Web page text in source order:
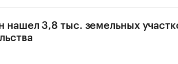
нашел 3,8 тыс. земельных